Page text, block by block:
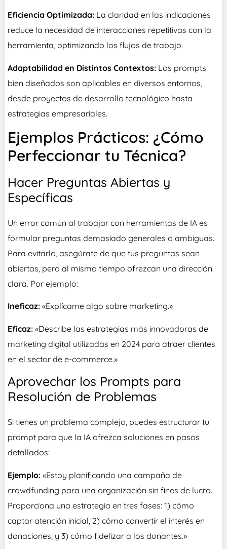
Eficiencia Optimizada: La claridad en las indicaciones
reduce la necesidad de interacciones repetitivas con la
herramienta, optimizando los flujos de trabajo.
Adaptabilidad en Distintos Contextos: Los prompts
bien diseñados son aplicables en diversos entornos,
desde proyectos de desarrollo tecnológico hasta
estrategias empresariales.
Ejemplos Prácticos: ¿Cómo
Perfeccionar tu Técnica?
Hacer Preguntas Abiertas y
Específicas
Un error común al trabajar con herramientas de IA es
formular preguntas demasiado generales o ambiguas.
Para evitarlo, asegúrate de que tus preguntas sean
abiertas, pero al mismo tiempo ofrezcan una dirección
clara. Por ejemplo:
Ineficaz: «Explícame algo sobre marketing.»
Eficaz: «Describe las estrategias más innovadoras de
marketing digital utilizadas en 2024 para atraer clientes
en el sector de e-commerce.»
Aprovechar los Prompts para
Resolución de Problemas
Si tienes un problema complejo, puedes estructurar tu
prompt para que la IA ofrezca soluciones en pasos
detallados:
Ejemplo: «Estoy planificando una campaña de
crowdfunding para una organización sin fines de lucro.
Proporciona una estrategia en tres fases: 1) cómo
captar atención inicial, 2) cómo convertir el interés en
donaciones, y 3) cómo fidelizar a los donantes.»